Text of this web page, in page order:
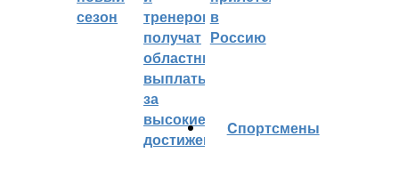
сезон
тренеров
получат
областные
выплаты
за
высокие
достижения
в
Россию
Cпортсмены